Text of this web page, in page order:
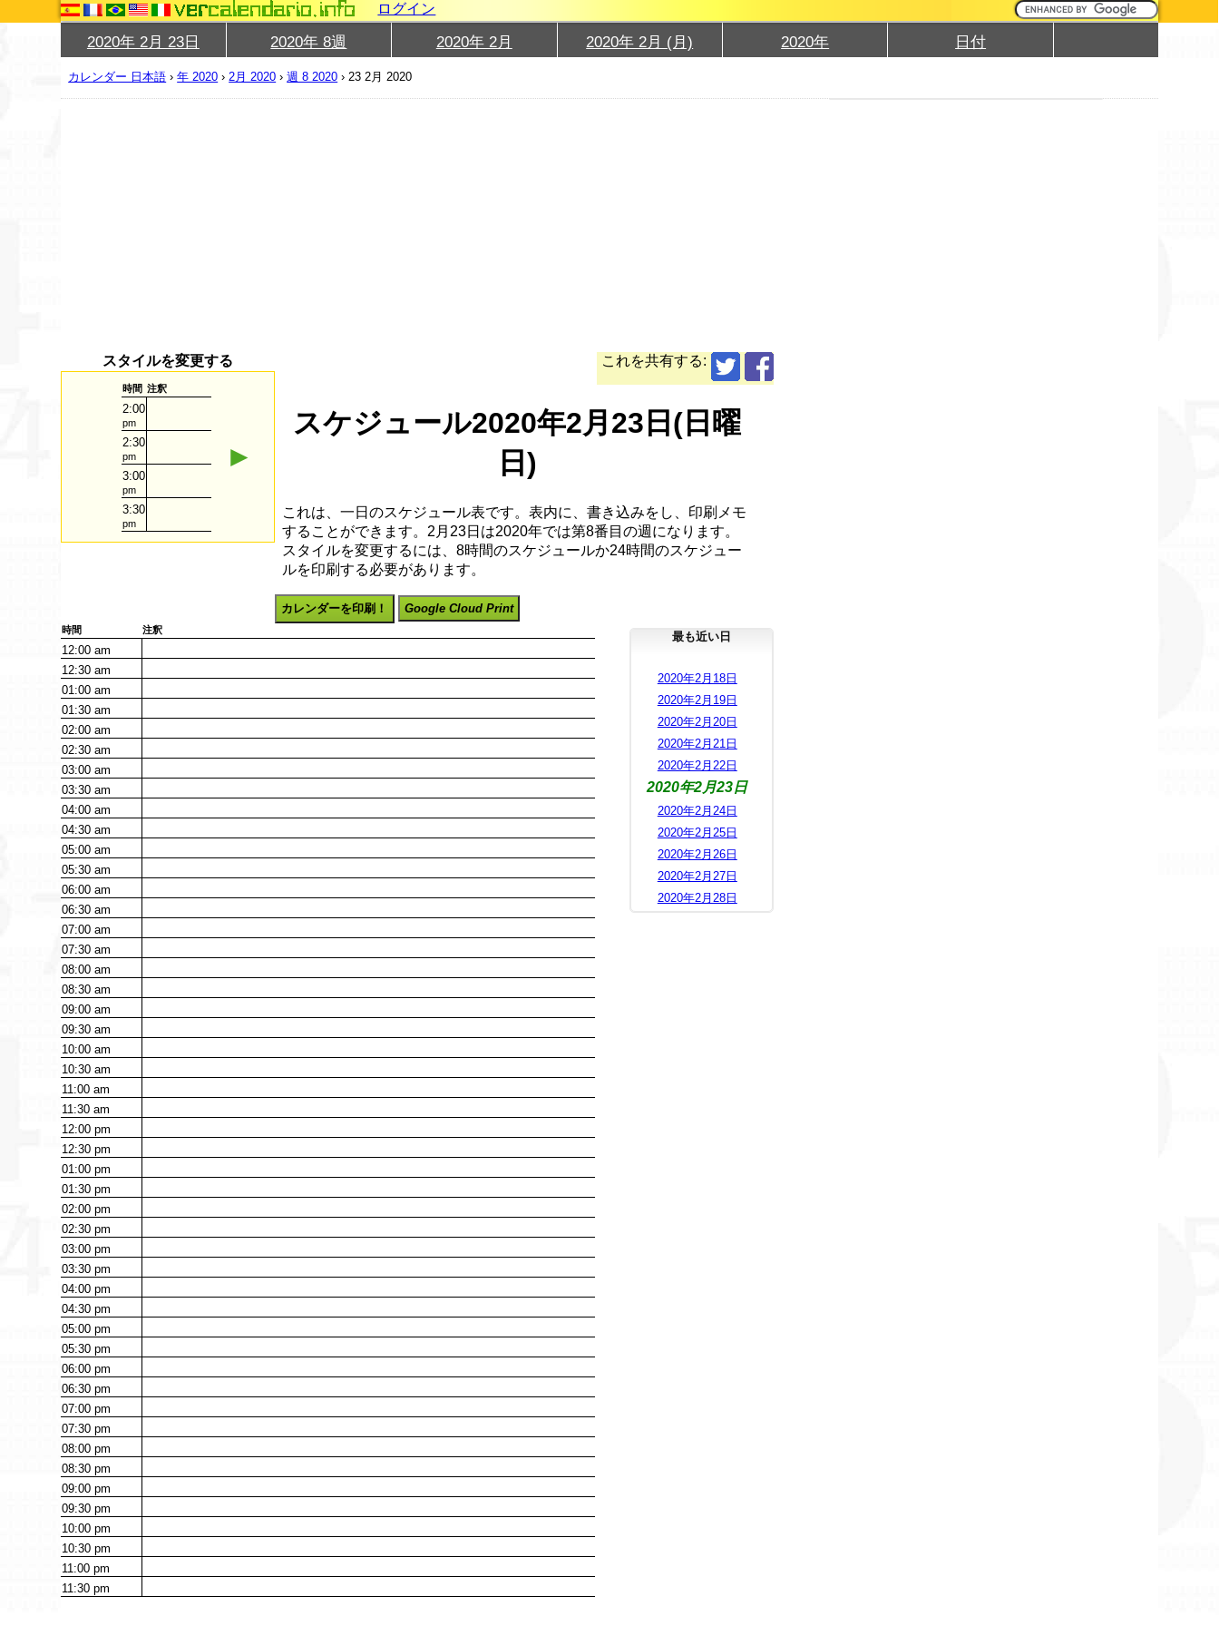
ログイン
2020年 2月 23日 2020年 8週 2020年 2月 2020年 2月 (月) 2020年 日付
カレンダー 日本語 ›年 2020 ›2月 2020 ›週 8 2020 ›23 2月 2020
これを共有する:
スタイルを変更する
時間 注釈
2:00
pm
2:30
pm
3:00
pm
3:30
pm
►
スケジュール2020年2月23日(日曜
日)
これは、一日のスケジュール表です。表内に、書き込みをし、印刷メモ
することができます。2月23日は2020年では第8番目の週になります。
スタイルを変更するには、8時間のスケジュールか24時間のスケジュー
ルを印刷する必要があります。
カレンダーを印刷！ Google Cloud Print
時間 注釈
12:00am
12:30am
01:00am
01:30am
02:00am
02:30am
03:00am
03:30am
04:00am
04:30am
05:00am
05:30am
06:00am
06:30am
07:00am
07:30am
08:00am
08:30am
09:00am
09:30am
10:00am
10:30am
11:00am
11:30am
12:00pm
12:30pm
01:00pm
01:30pm
02:00pm
02:30pm
03:00pm
03:30pm
04:00pm
04:30pm
05:00pm
05:30pm
06:00pm
06:30pm
07:00pm
07:30pm
08:00pm
08:30pm
09:00pm
09:30pm
10:00pm
10:30pm
11:00pm
11:30pm
最も近い日
2020年2月18日
2020年2月19日
2020年2月20日
2020年2月21日
2020年2月22日
2020年2月23日
2020年2月24日
2020年2月25日
2020年2月26日
2020年2月27日
2020年2月28日